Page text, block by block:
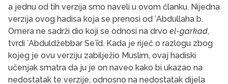
a jednu od tih verzija smo naveli u ovom članku. Nijedna
verzija ovog hadisa koja se prenosi od ʻAbdullaha b.
Omera ne sadrži dio koji se odnosi na drvo el-garkad,
tvrdi ʻAbduldžebbar Seʻīd. Kada je riječ o razlogu zbog
kojeg je ovu verziju zabilježio Muslim, ovaj hadiski
učenjak smatra da ju je on naveo kako bi ukazao na
nedostatak te verzije, odnosno na nedostatak dijela